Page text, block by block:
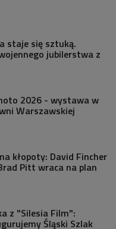
staje się sztuką.
jubilerstwa z
2026 - wystawa w
Warszawskiej
kłopoty: David Fincher
Pitt wraca na plan
z "Silesia Film":
Śląski Szlak